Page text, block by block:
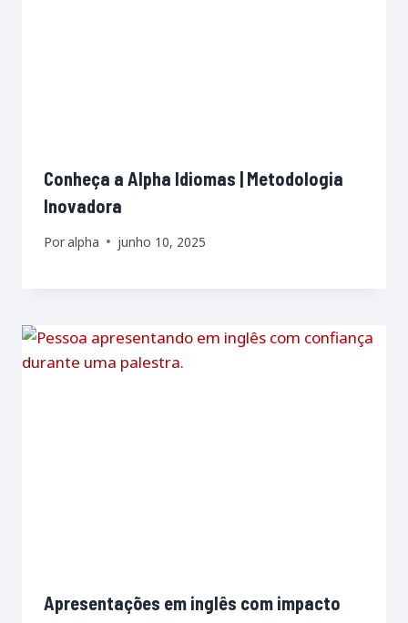
Conheça a Alpha Idiomas | Metodologia
Inovadora
Poralpha junho 10, 2025
Apresentações em inglês com impacto